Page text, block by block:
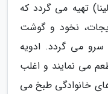
تهیه می گردد که
نخود و گوشت
می گردد. ادویه
می نمایند و اغلب
خانوادگی طبخ می